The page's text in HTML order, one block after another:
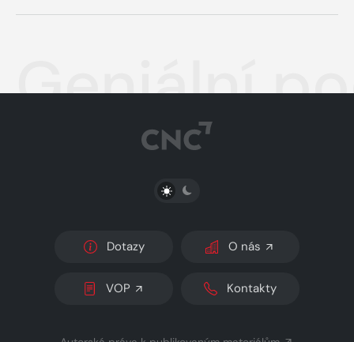
Geniální
PŘEPNOUT SVĚTLÝ/TMAVÝ REŽIM
Dotazy O nás
VOP Kontakty